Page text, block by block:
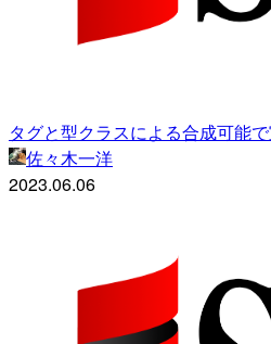
タグと型クラスによる合成可能
佐々木一洋
2023.06.06